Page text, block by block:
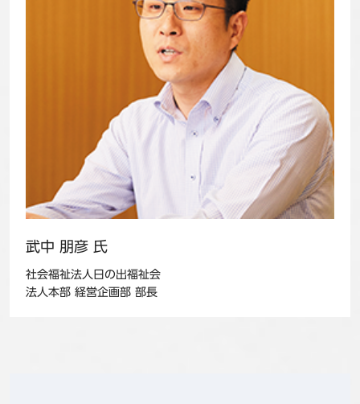
武中 朋彦 氏
社会福祉法人日の出福祉会
法人本部 経営企画部 部長